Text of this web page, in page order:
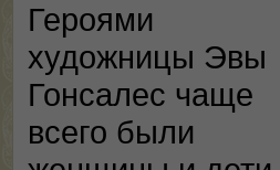
Героями
художницы Эвы
Гонсалес чаще
всего были